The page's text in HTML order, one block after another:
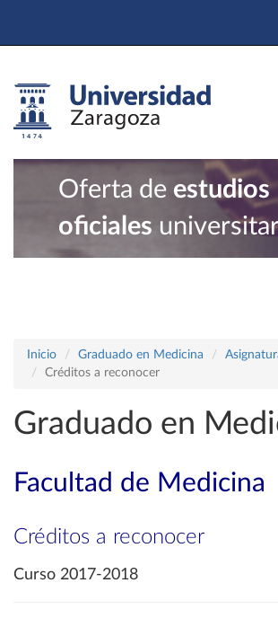
Oferta de estudios
oficiales
Inicio Graduado en Medicina
Créditos a reconocer
Graduado en
Facultad de Medicina
Créditos a reconocer
Curso 2017-2018